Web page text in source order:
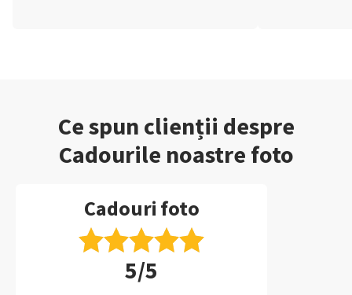
Ce spun clienții despre
Cadourile noastre foto
Cadouri foto
5/5